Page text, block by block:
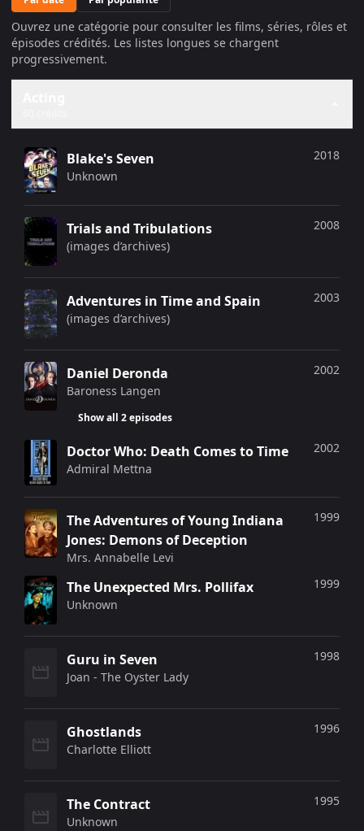
Ouvrez une catégorie pour consulter les films, séries, rôles et
épisodes crédités. Les listes longues se chargent
progressivement.
Blake's Seven
Unknown
2018
Trials and Tribulations
(images d’archives)
2008
Adventures in Time and Spain
(images d’archives)
2003
Daniel Deronda
Baroness Langen
Show all 2 episodes
2002
Doctor Who: Death Comes to Time
Admiral Mettna
2002
The Adventures of Young Indiana
Jones: Demons of Deception
Mrs. Annabelle Levi
1999
The Unexpected Mrs. Pollifax
Unknown
1999
Guru in Seven
Joan - The Oyster Lady
1998
Ghostlands
Charlotte Elliott
1996
The Contract
Unknown
1995